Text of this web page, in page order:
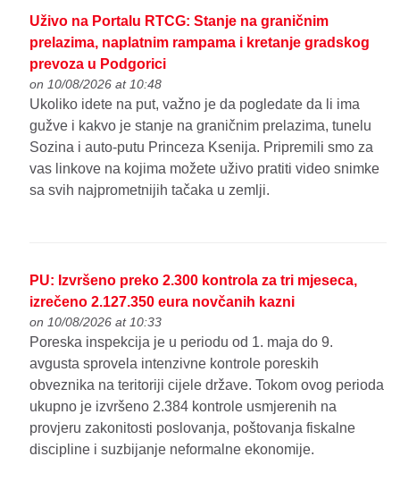
Uživo na Portalu RTCG: Stanje na graničnim
prelazima, naplatnim rampama i kretanje gradskog
prevoza u Podgorici
on 10/08/2026 at 10:48
Ukoliko idete na put, važno je da pogledate da li ima
gužve i kakvo je stanje na graničnim prelazima, tunelu
Sozina i auto-putu Princeza Ksenija. Pripremili smo za
vas linkove na kojima možete uživo pratiti video snimke
sa svih najprometnijih tačaka u zemlji.
PU: Izvršeno preko 2.300 kontrola za tri mjeseca,
izrečeno 2.127.350 eura novčanih kazni
on 10/08/2026 at 10:33
Poreska inspekcija je u periodu od 1. maja do 9.
avgusta sprovela intenzivne kontrole poreskih
obveznika na teritoriji cijele države. Tokom ovog perioda
ukupno je izvršeno 2.384 kontrole usmjerenih na
provjeru zakonitosti poslovanja, poštovanja fiskalne
discipline i suzbijanje neformalne ekonomije.